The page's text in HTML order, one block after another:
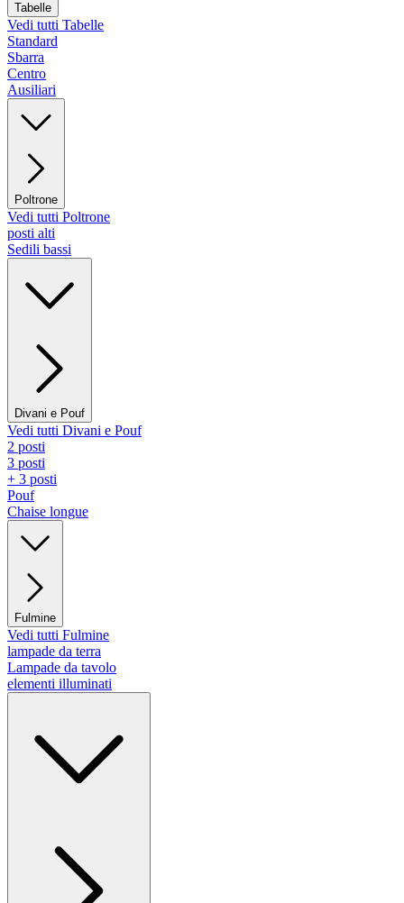
Tabelle
Vedi tutti Tabelle
Standard
Sbarra
Centro
Ausiliari
Poltrone
Vedi tutti Poltrone
posti alti
Sedili bassi
Divani e Pouf
Vedi tutti Divani e Pouf
2 posti
3 posti
+ 3 posti
Pouf
Chaise longue
Fulmine
Vedi tutti Fulmine
lampade da terra
Lampade da tavolo
elementi illuminati